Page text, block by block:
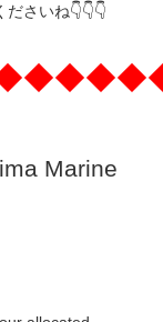
さいね👇👇👇
Marine